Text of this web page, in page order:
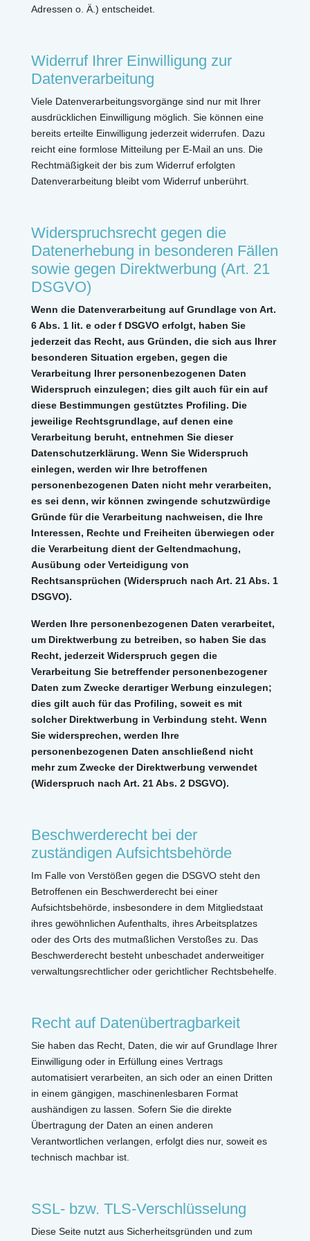
Adressen o. Ä.) entscheidet.
Widerruf Ihrer Einwilligung zur
Datenverarbeitung
Viele Datenverarbeitungsvorgänge sind nur mit Ihrer
ausdrücklichen Einwilligung möglich. Sie können eine
bereits erteilte Einwilligung jederzeit widerrufen. Dazu
reicht eine formlose Mitteilung per E-Mail an uns. Die
Rechtmäßigkeit der bis zum Widerruf erfolgten
Datenverarbeitung bleibt vom Widerruf unberührt.
Widerspruchsrecht gegen die
Datenerhebung in besonderen Fällen
sowie gegen Direktwerbung (Art. 21
DSGVO)
Wenn die Datenverarbeitung auf Grundlage von Art.
6 Abs. 1 lit. e oder f DSGVO erfolgt, haben Sie
jederzeit das Recht, aus Gründen, die sich aus Ihrer
besonderen Situation ergeben, gegen die
Verarbeitung Ihrer personenbezogenen Daten
Widerspruch einzulegen; dies gilt auch für ein auf
diese Bestimmungen gestütztes Profiling. Die
jeweilige Rechtsgrundlage, auf denen eine
Verarbeitung beruht, entnehmen Sie dieser
Datenschutzerklärung. Wenn Sie Widerspruch
einlegen, werden wir Ihre betroffenen
personenbezogenen Daten nicht mehr verarbeiten,
es sei denn, wir können zwingende schutzwürdige
Gründe für die Verarbeitung nachweisen, die Ihre
Interessen, Rechte und Freiheiten überwiegen oder
die Verarbeitung dient der Geltendmachung,
Ausübung oder Verteidigung von
Rechtsansprüchen (Widerspruch nach Art. 21 Abs. 1
DSGVO).
Werden Ihre personenbezogenen Daten verarbeitet,
um Direktwerbung zu betreiben, so haben Sie das
Recht, jederzeit Widerspruch gegen die
Verarbeitung Sie betreffender personenbezogener
Daten zum Zwecke derartiger Werbung einzulegen;
dies gilt auch für das Profiling, soweit es mit
solcher Direktwerbung in Verbindung steht. Wenn
Sie widersprechen, werden Ihre
personenbezogenen Daten anschließend nicht
mehr zum Zwecke der Direktwerbung verwendet
(Widerspruch nach Art. 21 Abs. 2 DSGVO).
Beschwerderecht bei der
zuständigen Aufsichtsbehörde
Im Falle von Verstößen gegen die DSGVO steht den
Betroffenen ein Beschwerderecht bei einer
Aufsichtsbehörde, insbesondere in dem Mitgliedstaat
ihres gewöhnlichen Aufenthalts, ihres Arbeitsplatzes
oder des Orts des mutmaßlichen Verstoßes zu. Das
Beschwerderecht besteht unbeschadet anderweitiger
verwaltungsrechtlicher oder gerichtlicher Rechtsbehelfe.
Recht auf Datenübertragbarkeit
Sie haben das Recht, Daten, die wir auf Grundlage Ihrer
Einwilligung oder in Erfüllung eines Vertrags
automatisiert verarbeiten, an sich oder an einen Dritten
in einem gängigen, maschinenlesbaren Format
aushändigen zu lassen. Sofern Sie die direkte
Übertragung der Daten an einen anderen
Verantwortlichen verlangen, erfolgt dies nur, soweit es
technisch machbar ist.
SSL- bzw. TLS-Verschlüsselung
Diese Seite nutzt aus Sicherheitsgründen und zum